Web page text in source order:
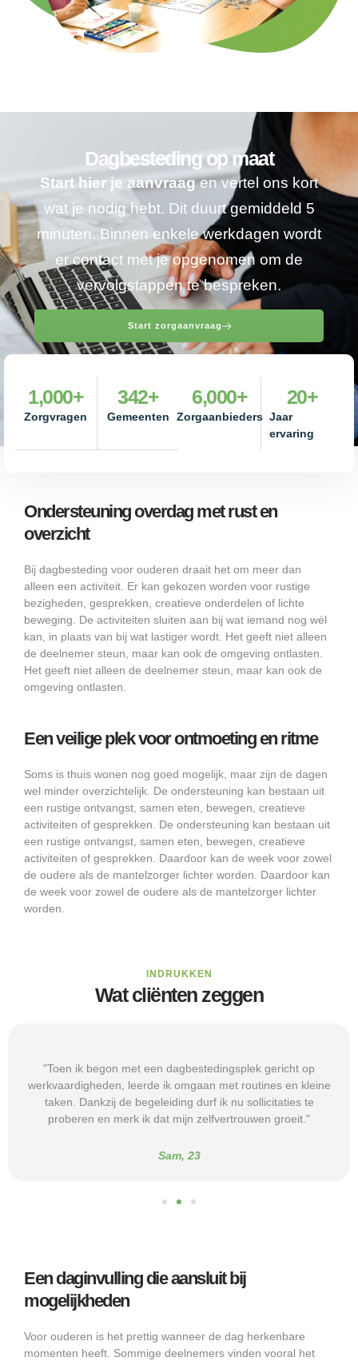
Dagbesteding op maat
Start hier je aanvraagen vertel ons kort
wat je nodig hebt. Dit duurt gemiddeld 5
minuten. Binnen enkele werkdagen wordt
er contact met je opgenomen om de
vervolgstappen te bespreken.
Start zorgaanvraag
Zorgvragen
1,000+
Gemeenten
342+
Zorgaanbieders
6,000+
Jaar
ervaring
20+
Ondersteuning overdag met rust en
overzicht
Bij dagbesteding voor ouderen draait het om meer dan
alleen een activiteit. Er kan gekozen worden voor rustige
bezigheden, gesprekken, creatieve onderdelen of lichte
beweging. De activiteiten sluiten aan bij wat iemand nog wél
kan, in plaats van bij wat lastiger wordt. Het geeft niet alleen
de deelnemer steun, maar kan ook de omgeving ontlasten.
Het geeft niet alleen de deelnemer steun, maar kan ook de
omgeving ontlasten.
Een veilige plek voor ontmoeting en ritme
Soms is thuis wonen nog goed mogelijk, maar zijn de dagen
wel minder overzichtelijk. De ondersteuning kan bestaan uit
een rustige ontvangst, samen eten, bewegen, creatieve
activiteiten of gesprekken. De ondersteuning kan bestaan uit
een rustige ontvangst, samen eten, bewegen, creatieve
activiteiten of gesprekken. Daardoor kan de week voor zowel
de oudere als de mantelzorger lichter worden. Daardoor kan
de week voor zowel de oudere als de mantelzorger lichter
worden.
INDRUKKEN
Wat cliënten zeggen
"Toen ik begon met een dagbestedingsplek gericht op
werkvaardigheden, leerde ik omgaan met routines en kleine
taken. Dankzij de begeleiding durf ik nu sollicitaties te
proberen en merk ik dat mijn zelfvertrouwen groeit."
Sam, 23
Een daginvulling die aansluit bij
mogelijkheden
Voor ouderen is het prettig wanneer de dag herkenbare
momenten heeft. Sommige deelnemers vinden vooral het